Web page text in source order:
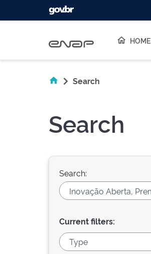
HOME
Search
Search
Search:
Current filters: